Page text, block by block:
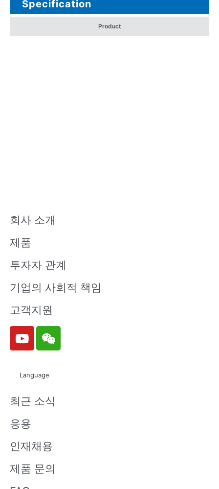
Specification
Product
회사 소개
제품
투자자 관계
기업의 사회적 책임
고객지원
Y
o
u
e
W
e
i
n
Language
최근 소식
응용
인재채용
제품 문의